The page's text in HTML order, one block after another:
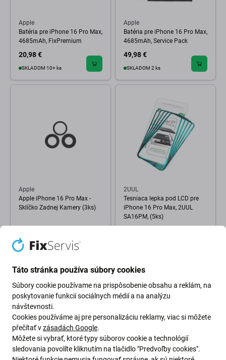
Apple
Batéria pre iPhone 16 Pro Max,
4685mAh, FixPremium
20,98 €
SKLADOM 10+ ks
Apple
Batéria pre iPhone 16 Pro Max,
4685mAh, Service Pack
49,98 €
SKLADOM 2 ks
Apple
Apple iPhone 16 Pro Max -
Sklíčko Zadnej Kamery (3ks)
SKLADOM 10+ ks
2UUL
Tesniaca lepka pod LCD pre
iPhone 16 Pro Max, 2UUL
SA16PM, (5ks)
Táto stránka používa súbory cookies
Súbory cookie používame na prispôsobenie obsahu a reklám, na
poskytovanie funkcií sociálnych médií a na analýzu
návštevnosti.
Cookies používáme aj pre personalizáciu reklamy, viac si môžete
přečítať vzásadách Google.
Môžete si vybrať, ktoré typy súborov cookie a technológií
sledovania povolíte kliknutím na tlačidlo "Predvoľby cookies".